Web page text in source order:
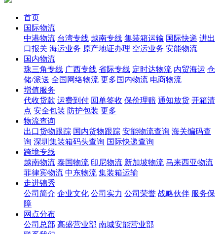
首页
国际物流
中港物流 台湾专线 越南专线 集装箱运输 国际快递 进出
口报关 海运业务 原产地证办理 空运业务 安能物流
国内物流
珠三角专线 广西专线 省际专线 定时达物流 内贸海运 仓
储/派送 全国网络物流 更多国内物流 电商物流
增值服务
代收货款 运费到付 回单签收 保价理赔 通知放货 开箱清
点 安全包装 防护包装 更多
物流查询
出口货物跟踪 国内货物跟踪 安能物流查询 海关编码查
询 深圳集装箱码头查询 国际快递查询
跨境专线
越南物流 泰国物流 印尼物流 新加坡物流 马来西亚物流
菲律宾物流 中东物流 集装箱运输
走进锦秀
公司简介 企业文化 公司实力 公司荣誉 战略伙伴 服务保
障
网点分布
公司总部 高盛营业部 南城安能营业部